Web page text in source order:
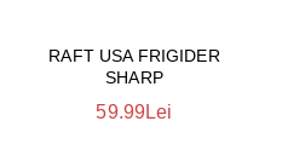
RAFT USA FRIGIDER
SHARP
59.99Lei